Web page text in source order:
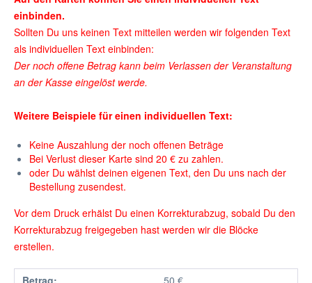
einbinden.
Sollten Du uns keinen Text mitteilen werden wir folgenden Text
als individuellen Text einbinden:
Der noch offene Betrag kann beim Verlassen der Veranstaltung
an der Kasse eingelöst werde.
Weitere Beispiele für einen individuellen Text:
Keine Auszahlung der noch offenen Beträge
Bei Verlust dieser Karte sind 20 € zu zahlen.
oder Du wählst deinen eigenen Text, den Du uns nach der
Bestellung zusendest.
Vor dem Druck erhälst Du einen Korrekturabzug, sobald Du den
Korrekturabzug freigegeben hast werden wir die Blöcke
erstellen.
Betrag:
50 €